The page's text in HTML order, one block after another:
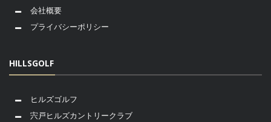
会社概要
プライバシーポリシー
HILLSGOLF
ヒルズゴルフ
宍戸ヒルズカントリークラブ